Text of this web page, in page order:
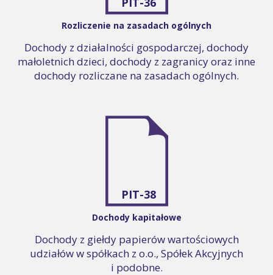
Rozliczenie na zasadach ogólnych
Dochody z działalności gospodarczej, dochody
małoletnich dzieci, dochody z zagranicy oraz inne
dochody rozliczane na zasadach ogólnych.
PIT-38
Dochody kapitałowe
Dochody z giełdy papierów wartościowych
udziałów w spółkach z o.o., Spółek Akcyjnych
i podobne.